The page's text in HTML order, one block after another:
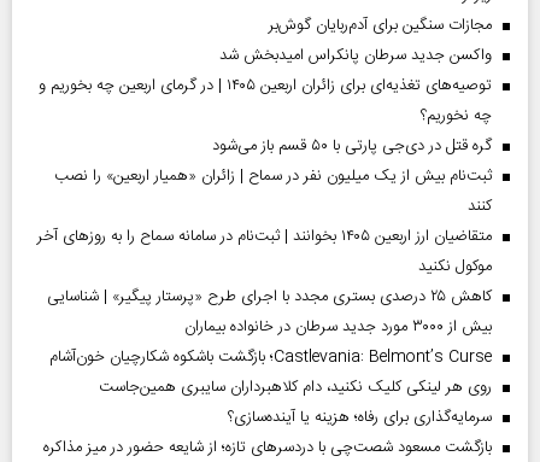
مجازات سنگین برای آدم‌ربایان گوش‌بر
واکسن جدید سرطان پانکراس امیدبخش شد
توصیه‌های تغذیه‌ای برای زائران اربعین ۱۴۰۵ | در گرمای اربعین چه بخوریم و
چه نخوریم؟
گره قتل در دی‌جی پارتی با ۵۰ قسم باز می‌شود
ثبت‌نام بیش از یک میلیون نفر در سماح | زائران «همیار اربعین» را نصب
کنند
متقاضیان ارز اربعین ۱۴۰۵ بخوانند | ثبت‌نام در سامانه سماح را به روز‌های آخر
موکول نکنید
کاهش ۲۵ درصدی بستری مجدد با اجرای طرح «پرستار پیگیر» | شناسایی
بیش از ۳۰۰۰ مورد جدید سرطان در خانواده بیماران
Castlevania: Belmont’s Curse؛ بازگشت باشکوه شکارچیان خون‌آشام
روی هر لینکی کلیک نکنید، دام کلاهبرداران سایبری همین‌جاست
سرمایه‌گذاری برای رفاه؛ هزینه یا آینده‌سازی؟
بازگشت مسعود شصت‌چی با دردسر‌های تازه؛ از شایعه حضور در میز مذاکره